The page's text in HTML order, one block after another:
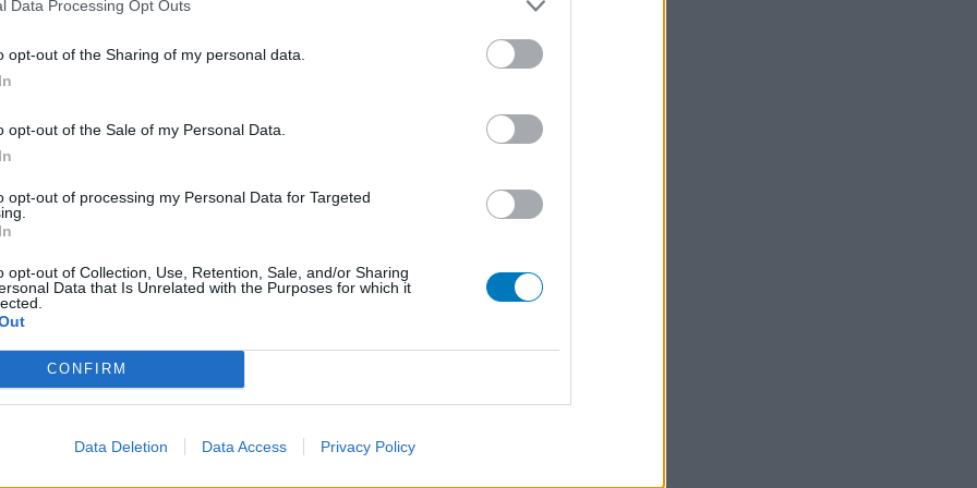
Data Processing Opt Outs
opt-out of the Sharing of my personal data.
opt-out of the Sale of my Personal Data.
opt-out of processing my Personal Data for Targeted
opt-out of Collection, Use, Retention, Sale, and/or Sharing
Data that Is Unrelated with the Purposes for which it
CONFIRM
Data Deletion Data Access Privacy Policy
1
(à action lente)
IRS
autre
IRS